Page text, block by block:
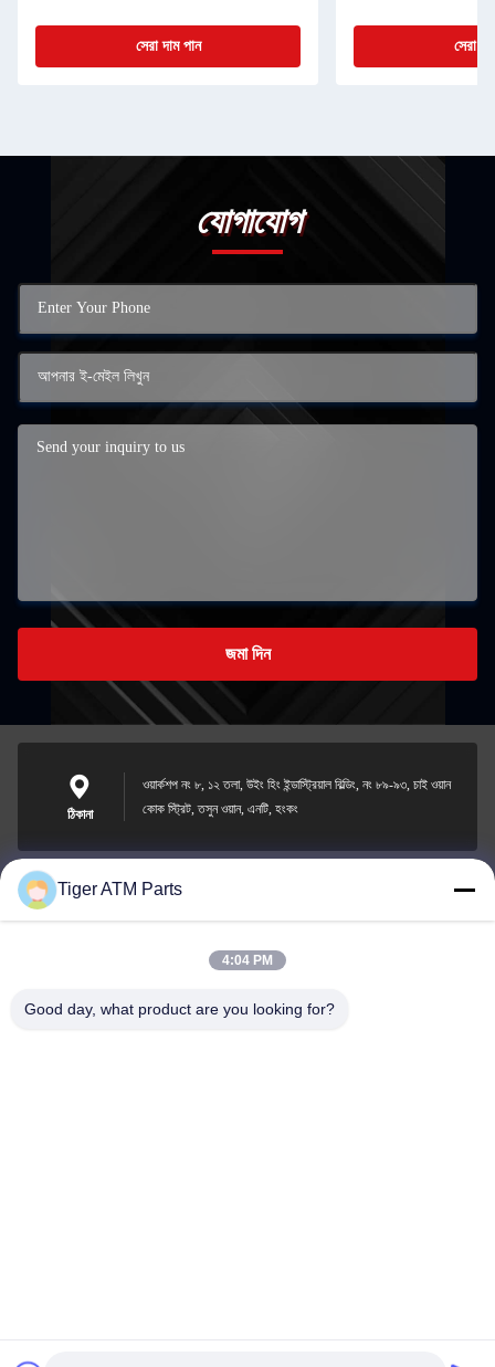
সেরা দাম পান সেরা
যোগাযোগ
জমা দিন
ঠিকানা
ওয়ার্কশপ নং ৮, ১২ তলা, উইং হিং ইন্ডাস্ট্রিয়াল বিল্ডিং, নং ৮৯-৯৩, চাই ওয়ান
কোক স্ট্রিট, তসুন ওয়ান, এনটি, হংকং
sales@atmpart.com.cn
Tiger ATM Parts
4:04 PM
Good day, what product are you looking for?